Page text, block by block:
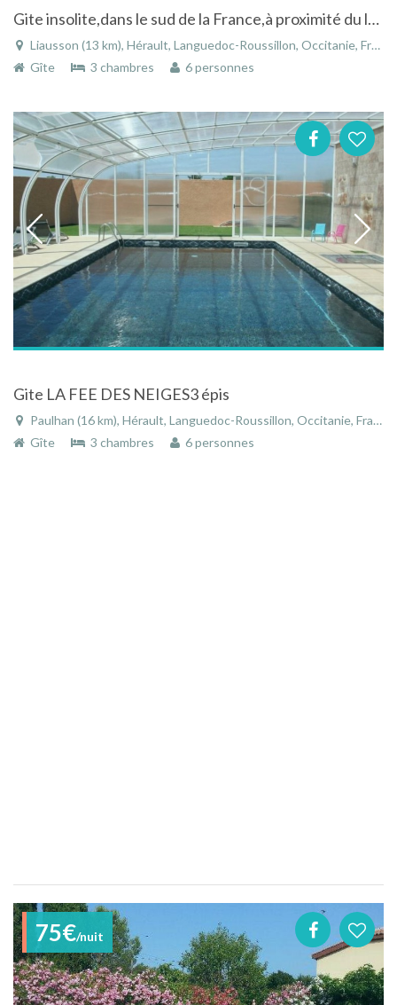
Gite insolite,dans le sud de la France,à proximité du lac du Salagou, avec piscine privative
Liausson (13 km), Hérault, Languedoc-Roussillon, Occitanie, France
Gîte
3 chambres 6 personnes
Gite LA FEE DES NEIGES3 épis
Paulhan (16 km), Hérault, Languedoc-Roussillon, Occitanie, France
Gîte
3 chambres 6 personnes
75€/nuit